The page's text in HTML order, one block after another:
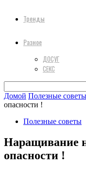
Тренды
Разное
ДОСУГ
СЕКС
Домой Полезные советы
опасности !
Полезные советы
Наращивание
опасности !